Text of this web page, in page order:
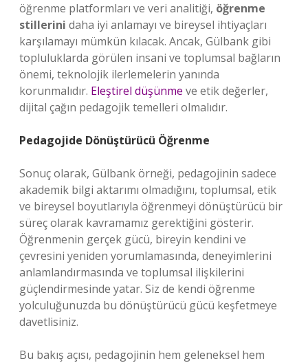
öğrenme platformları ve veri analitiği, öğrenme
stillerini daha iyi anlamayı ve bireysel ihtiyaçları
karşılamayı mümkün kılacak. Ancak, Gülbank gibi
topluluklarda görülen insani ve toplumsal bağların
önemi, teknolojik ilerlemelerin yanında
korunmalıdır. Eleştirel düşünme ve etik değerler,
dijital çağın pedagojik temelleri olmalıdır.
Pedagojide Dönüştürücü Öğrenme
Sonuç olarak, Gülbank örneği, pedagojinin sadece
akademik bilgi aktarımı olmadığını, toplumsal, etik
ve bireysel boyutlarıyla öğrenmeyi dönüştürücü bir
süreç olarak kavramamız gerektiğini gösterir.
Öğrenmenin gerçek gücü, bireyin kendini ve
çevresini yeniden yorumlamasında, deneyimlerini
anlamlandırmasında ve toplumsal ilişkilerini
güçlendirmesinde yatar. Siz de kendi öğrenme
yolculuğunuzda bu dönüştürücü gücü keşfetmeye
davetlisiniz.
Bu bakış açısı, pedagojinin hem geleneksel hem